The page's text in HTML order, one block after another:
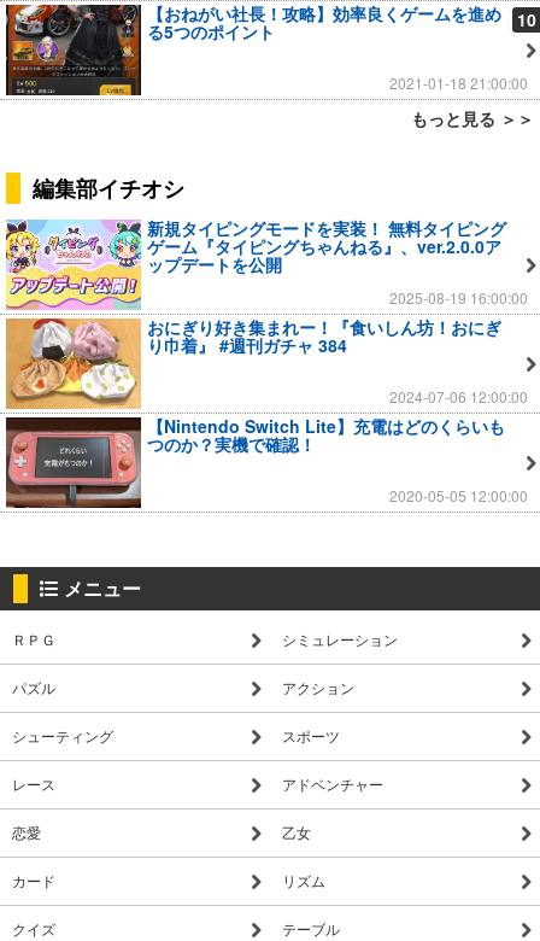
10
【おねがい社長！攻略】効率良くゲームを進め
る5つのポイント
2021-01-18 21:00:00
もっと見る ＞＞
編集部イチオシ
新規タイピングモードを実装！ 無料タイピング
ゲーム『タイピングちゃんねる』、ver.2.0.0ア
ップデートを公開
2025-08-19 16:00:00
おにぎり好き集まれー！『食いしん坊！おにぎ
り巾着』 #週刊ガチャ 384
2024-07-06 12:00:00
【Nintendo Switch Lite】充電はどのくらいも
つのか？実機で確認！
2020-05-05 12:00:00
メニュー
ＲＰＧ シミュレーション
パズル アクション
シューティング スポーツ
レース アドベンチャー
恋愛 乙女
カード リズム
クイズ テーブル